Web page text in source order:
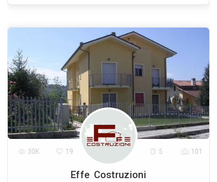
Effe Costruzioni
30K 19 5 101